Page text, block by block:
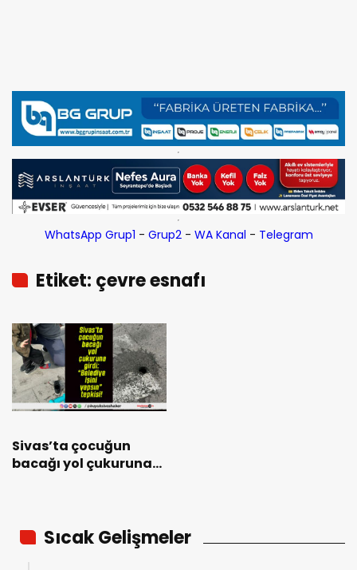
WhatsApp Grup1 - Grup2- WA Kanal - Telegram
Etiket: çevre esnafı
Sivas’ta çocuğun
bacağı yol çukuruna
Sıcak Gelişmeler